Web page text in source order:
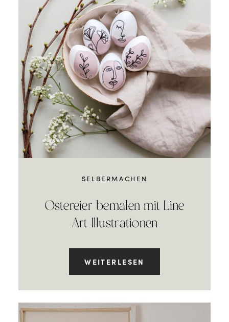
SELBERMACHEN
Ostereier bemalen mit Line
Art Illustrationen
WEITERLESEN